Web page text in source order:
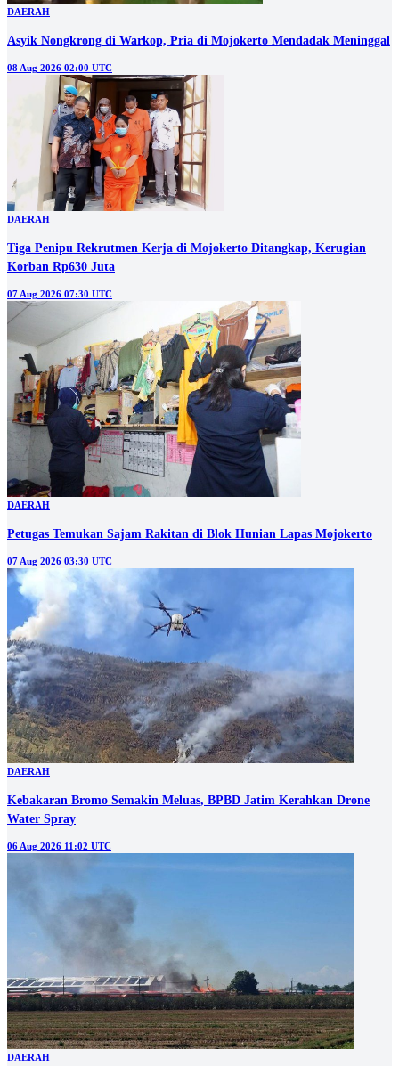
DAERAH
Asyik Nongkrong di Warkop, Pria di Mojokerto Mendadak Meninggal
08 Aug 2026 02:00 UTC
DAERAH
Tiga Penipu Rekrutmen Kerja di Mojokerto Ditangkap, Kerugian
Korban Rp630 Juta
07 Aug 2026 07:30 UTC
DAERAH
Petugas Temukan Sajam Rakitan di Blok Hunian Lapas Mojokerto
07 Aug 2026 03:30 UTC
DAERAH
Kebakaran Bromo Semakin Meluas, BPBD Jatim Kerahkan Drone
Water Spray
06 Aug 2026 11:02 UTC
DAERAH